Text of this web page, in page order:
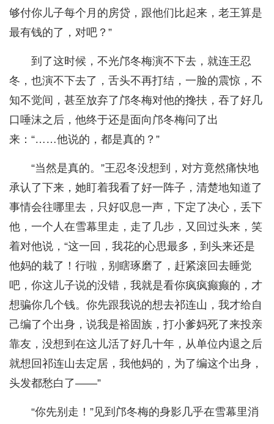
够付你儿子每个月的房贷，跟他们比起来，老王算是
最有钱的了，对吧？”
到了这时候，不光邝冬梅演不下去，就连王忍
冬，也演不下去了，舌头不再打结，一脸的震惊，不
知不觉间，甚至放弃了邝冬梅对他的搀扶，吞了好几
口唾沫之后，他终于还是面向邝冬梅问了出
来：“……他说的，都是真的？”
“当然是真的。”王忍冬没想到，对方竟然痛快地
承认了下来，她盯着我看了好一阵子，清楚地知道了
事情会往哪里去，只好叹息一声，下定了决心，丢下
他，一个人在雪幕里走，走了几步，又回过头来，笑
着对他说，“这一回，我花的心思最多，到头来还是
他妈的栽了！行啦，别瞎琢磨了，赶紧滚回去睡觉
吧，你这儿子说的没错，我就是看你疯疯癫癫的，才
想骗你几个钱。你先跟我说的想去祁连山，我才给自
己编了个出身，说我是裕固族，打小爹妈死了来投亲
靠友，没想到在这儿活了好几十年，从单位内退之后
就想回祁连山去定居，我他妈的，为了编这个出身，
头发都愁白了——”
“你先别走！”见到邝冬梅的身影几乎在雪幕里消